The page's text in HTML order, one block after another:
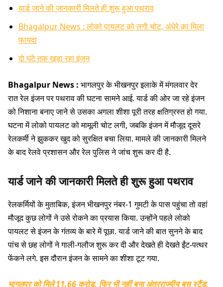
यार्ड जाने की जानकारी मिलते ही शुरू हुआ पथराव
Bhagalpur News : लोको पायलट को लगी चोट, अंधेरे का मिला
फायदा
दो घंटे तक खड़ा रहा इंजन
Bhagalpur News : भागलपुर के भीखनपुर इलाके में मंगलवार देर
रात रेल इंजन पर पथराव की घटना सामने आई. यार्ड की ओर जा रहे इंजन
को निशाना बनाए जाने से उसका अगला शीशा पूरी तरह क्षतिग्रस्त हो गया.
घटना में लोको पायलट को मामूली चोट लगी, जबकि इंजन में मौजूद दूसरे
रेलकर्मी ने झुककर खुद को सुरक्षित बचा लिया. मामले की जानकारी मिलने
के बाद रेलवे प्रशासन और रेल पुलिस ने जांच शुरू कर दी है.
यार्ड जाने की जानकारी मिलते ही शुरू हुआ पथराव
रेलकर्मियों के मुताबिक, इंजन भीखनपुर नंबर-1 गुमटी के पास पहुंचा तो वहां
मौजूद कुछ लोगों ने उसे रोकने का प्रयास किया. उन्होंने पहले लोको
पायलट से इंजन के गंतव्य के बारे में पूछा. यार्ड जाने की बात सुनने के बाद
पांच से छह लोगों ने गाली-गलौज शुरू कर दी और देखते ही देखते ईंट-पत्थर
फेंकने लगे. इस दौरान इंजन के सामने का शीशा टूट गया.
भागलपुर को मिले 11.66 करोड़, फिर भी नहीं बना अंतरराज्यीय बस स्टैंड,